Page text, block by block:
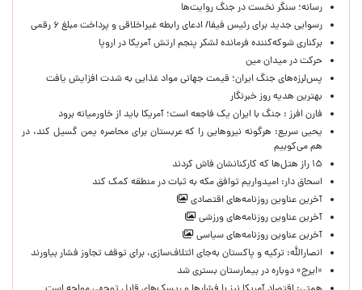
رسانه؛ سنگر نخست در جنگ روایت‌ها
رسوایی جدید برای رئیس فیفا/ ادعای رابطه غیراخلاقی و پرداخت مبلغ ۶ رقمی
برکناری شوکه‌کننده فرمانده لشکر پنجم ارتش آمریکا در اروپا
حركت در ميدان مين
پس‌لرزه‌های جنگ ایران؛ قیمت جهانی مواد غذایی به شدت افزایش یافت
بهترین هدیه روز خبرنگار
فارن افرز : جنگ با ایران یک فاجعه است؛ آمریکا باید از خاورمیانه برود
یحیی سریع: هرگونه نیروهایی را که عربستان برای محاصره یمن گسیل کند، در
هم می‌کوبیم
۱۵ راز هتل‌ها که کارکنانشان فاش کردند
اسحاق دار: امیدواریم توافق مکه به ثبات در منطقه کمک کند
آخرین عناوین روزنامه‌های اقتصادی
آخرین عناوین روزنامه‌های ورزشی
آخرین عناوین روزنامه‌های سیاسی
انصارالله: ترکیه و پاکستان به‌جای ائتلاف‌سازی، برای توقف تجاوز فشار بیاورند
«ایرج» دوباره در بیمارستان بستری شد